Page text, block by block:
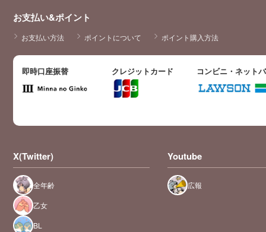
お支払い&ポイント
お支払い方法 ポイントについて ポイント購入方法
即時口座振替 クレジットカード コンビニ・ネット
X(Twitter)
全年齢
乙女
BL
Youtube
広報